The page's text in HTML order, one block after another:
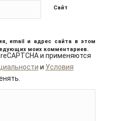
Сайт
email и адрес сайта в этом
моих комментариев.
и применяются
и Условия